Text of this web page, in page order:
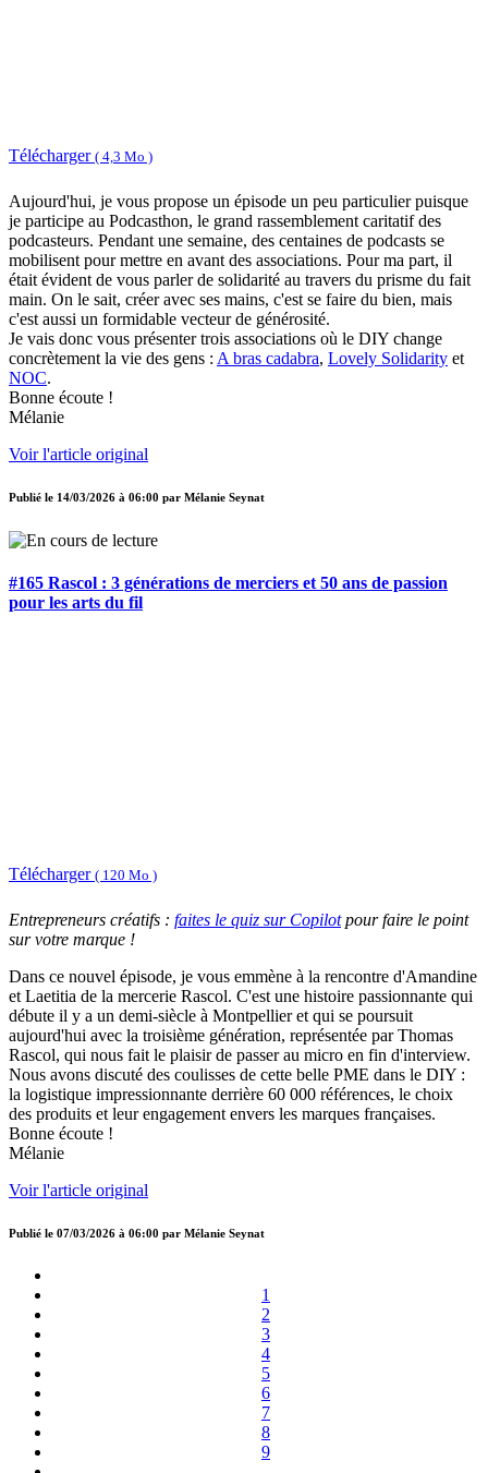
Télécharger ( 4,3 Mo )
Aujourd'hui, je vous propose un épisode un peu particulier puisque
je participe au Podcasthon, le grand rassemblement caritatif des
podcasteurs. Pendant une semaine, des centaines de podcasts se
mobilisent pour mettre en avant des associations. Pour ma part, il
était évident de vous parler de solidarité au travers du prisme du fait
main. On le sait, créer avec ses mains, c'est se faire du bien, mais
c'est aussi un formidable vecteur de générosité.
Je vais donc vous présenter trois associations où le DIY change
concrètement la vie des gens : A bras cadabra, Lovely Solidarity et
NOC.
Bonne écoute !
Mélanie
Voir l'article original
Publié le 14/03/2026 à 06:00 par Mélanie Seynat
#165 Rascol : 3 générations de merciers et 50 ans de passion
pour les arts du fil
Télécharger ( 120 Mo )
Entrepreneurs créatifs : faites le quiz sur Copilotpour faire le point
sur votre marque !
Dans ce nouvel épisode, je vous emmène à la rencontre d'Amandine
et Laetitia de la mercerie Rascol. C'est une histoire passionnante qui
débute il y a un demi-siècle à Montpellier et qui se poursuit
aujourd'hui avec la troisième génération, représentée par Thomas
Rascol, qui nous fait le plaisir de passer au micro en fin d'interview.
Nous avons discuté des coulisses de cette belle PME dans le DIY :
la logistique impressionnante derrière 60 000 références, le choix
des produits et leur engagement envers les marques françaises.
Bonne écoute !
Mélanie
Voir l'article original
Publié le 07/03/2026 à 06:00 par Mélanie Seynat
1
2
3
4
5
6
7
8
9